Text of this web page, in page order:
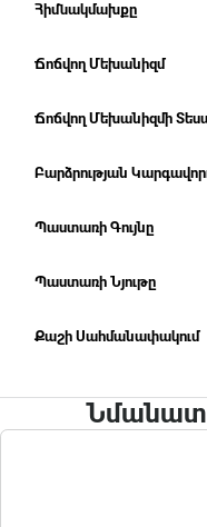
Հիմնակմախքը
Ճոճվող Մեխանիզմ
Ճոճվող Մեխանիզմի
Բարձրության
Պաստառի Գույնը
Պաստառի Նյութը
Քաշի Սահմանափակում